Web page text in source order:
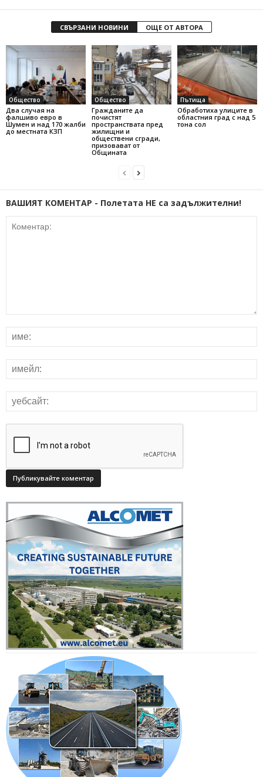
СВЪРЗАНИ НОВИНИ ОЩЕ ОТ АВТОРА
Общество
Два случая на
фалшиво евро в
Шумен и над 170 жалби
до местната КЗП
Общество
Гражданите да
почистят
пространствата пред
жилищни и
обществени сгради,
призовават от
Общината
Пътища
Обработиха улиците в
областния град с над 5
тона сол
ВАШИЯТ КОМЕНТАР - Полетата НЕ са задължителни!